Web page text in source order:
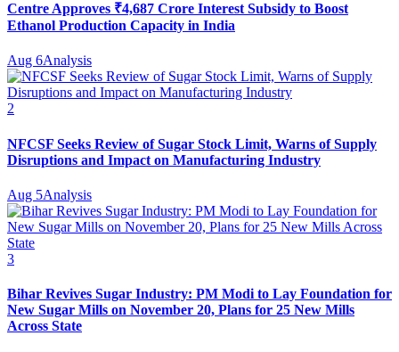
Centre Approves ₹4,687 Crore Interest Subsidy to Boost
Ethanol Production Capacity in India
Aug 6Analysis
2
NFCSF Seeks Review of Sugar Stock Limit, Warns of Supply
Disruptions and Impact on Manufacturing Industry
Aug 5Analysis
3
Bihar Revives Sugar Industry: PM Modi to Lay Foundation for
New Sugar Mills on November 20, Plans for 25 New Mills
Across State